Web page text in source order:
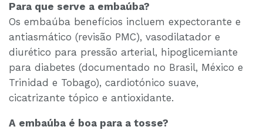
Para que serve a embaúba?
Os embaúba benefícios incluem expectorante e
antiasmático (revisão PMC), vasodilatador e
diurético para pressão arterial, hipoglicemiante
para diabetes (documentado no Brasil, México e
Trinidad e Tobago), cardiotónico suave,
cicatrizante tópico e antioxidante.
A embaúba é boa para a tosse?